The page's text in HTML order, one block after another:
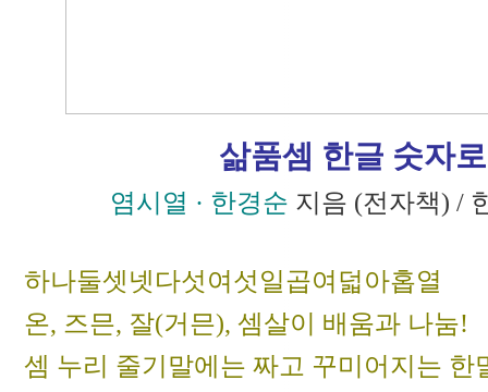
삶품셈 한글 숫자
염시열 · 한경순 지음 (전자책) /
하나둘셋넷다섯여섯일곱여덟아홉열
온, 즈믄, 잘(거믄), 셈살이 배움과 나눔!
셈 누리 줄기말에는 짜고 꾸미어지는 한